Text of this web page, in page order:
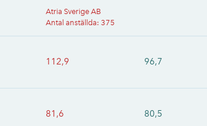
Atria Sverige AB
Antal anställda: 375
112,9 96,7
81,6 80,5